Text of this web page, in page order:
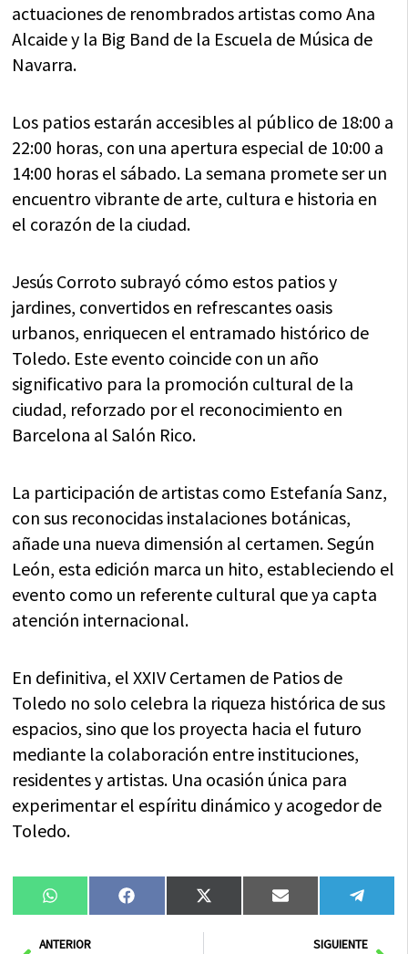
actuaciones de renombrados artistas como Ana
Alcaide y la Big Band de la Escuela de Música de
Navarra.
Los patios estarán accesibles al público de 18:00 a
22:00 horas, con una apertura especial de 10:00 a
14:00 horas el sábado. La semana promete ser un
encuentro vibrante de arte, cultura e historia en
el corazón de la ciudad.
Jesús Corroto subrayó cómo estos patios y
jardines, convertidos en refrescantes oasis
urbanos, enriquecen el entramado histórico de
Toledo. Este evento coincide con un año
significativo para la promoción cultural de la
ciudad, reforzado por el reconocimiento en
Barcelona al Salón Rico.
La participación de artistas como Estefanía Sanz,
con sus reconocidas instalaciones botánicas,
añade una nueva dimensión al certamen. Según
León, esta edición marca un hito, estableciendo el
evento como un referente cultural que ya capta
atención internacional.
En definitiva, el XXIV Certamen de Patios de
Toledo no solo celebra la riqueza histórica de sus
espacios, sino que los proyecta hacia el futuro
mediante la colaboración entre instituciones,
residentes y artistas. Una ocasión única para
experimentar el espíritu dinámico y acogedor de
Toledo.
Compartir
en
WhatsAppCompartir
en
FacebookCompartir
en
X
(Twitter)
Compartir
en
Email
en
AntANTERIOR SIGUIENTE